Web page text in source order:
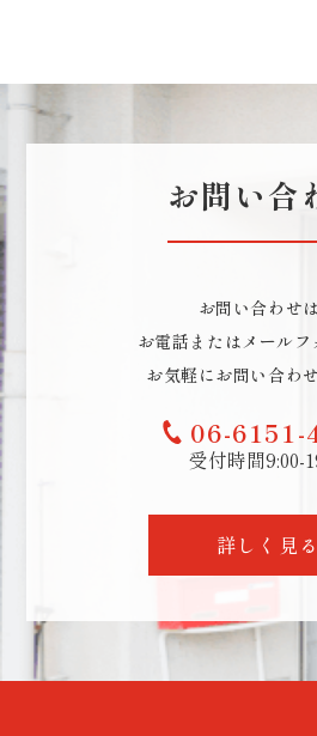
お問い合
お問い合わせは
お電話またはメールフ
お気軽にお問い合わ
06-6151-
受付時間9:00-
詳しく見る